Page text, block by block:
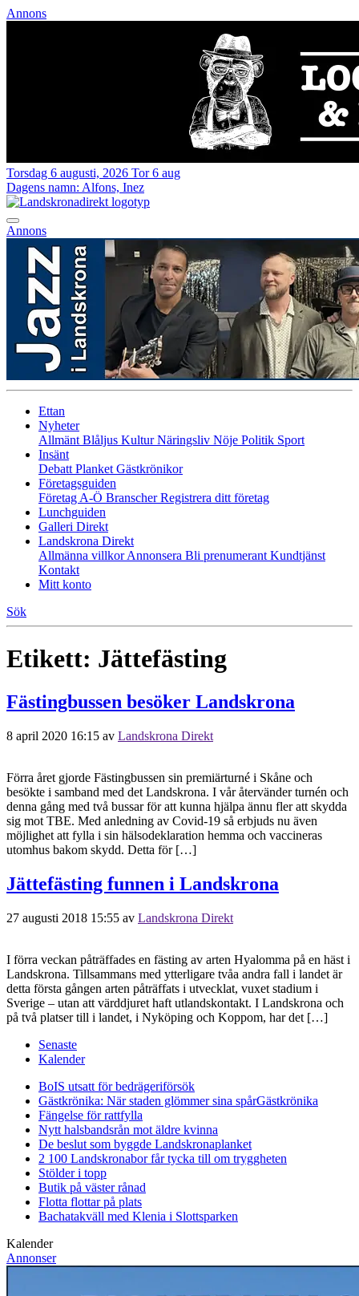
Annons
Torsdag 6 augusti, 2026 Tor 6 aug
Dagens namn: Alfons, Inez
Annons
Ettan
Nyheter
Allmänt Blåljus KulturNäringsliv Nöje Politik Sport
Insänt
Debatt Planket Gästkrönikor
Företagsguiden
Företag A-Ö BranscherRegistrera ditt företag
Lunchguiden
Galleri Direkt
Landskrona Direkt
Allmänna villkorAnnonsera Bli prenumerant Kundtjänst
Kontakt
Mitt konto
Sök
Etikett: Jättefästing
Fästingbussen besöker Landskrona
8 april 2020 16:15 av Landskrona Direkt
Förra året gjorde Fästingbussen sin premiärturné i Skåne och
besökte i samband med det Landskrona. I vår återvänder turnén och
denna gång med två bussar för att kunna hjälpa ännu fler att skydda
sig mot TBE. Med anledning av Covid-19 så erbjuds nu även
möjlighet att fylla i sin hälsodeklaration hemma och vaccineras
utomhus bakom skydd. Detta för […]
Jättefästing funnen i Landskrona
27 augusti 2018 15:55 av Landskrona Direkt
I förra veckan påträffades en fästing av arten Hyalomma på en häst i
Landskrona. Tillsammans med ytterligare tvåa andra fall i landet är
detta första gången arten påträffats i utvecklat, vuxet stadium i
Sverige – utan att värddjuret haft utlandskontakt. I Landskrona och
på två platser till i landet, i Nyköping och Koppom, har det […]
Senaste
Kalender
BoIS utsatt för bedrägeriförsök
Gästkrönika: När staden glömmer sina spårGästkrönika
Fängelse för rattfylla
Nytt halsbandsrån mot äldre kvinna
De beslut som byggde Landskronaplanket
2 100 Landskronabor får tycka till om tryggheten
Stölder i topp
Butik på väster rånad
Flotta flottar på plats
Bachatakväll med Klenia i Slottsparken
Kalender
Annonser